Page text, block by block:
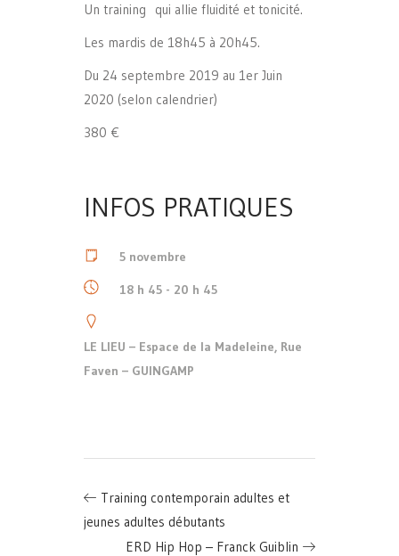
Un training qui allie fluidité et tonicité.
Les mardis de 18h45 à 20h45.
Du 24 septembre 2019 au 1er Juin
2020 (selon calendrier)
380 €
INFOS PRATIQUES
5 novembre
18 h 45 - 20 h 45
LE LIEU – Espace de la Madeleine, Rue
Faven – GUINGAMP
Training contemporain adultes et
jeunes adultes débutants
ERD Hip Hop – Franck Guiblin